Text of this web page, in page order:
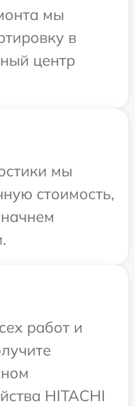
мы
в
центр
мы
стоимость,
работ и
HITACHI